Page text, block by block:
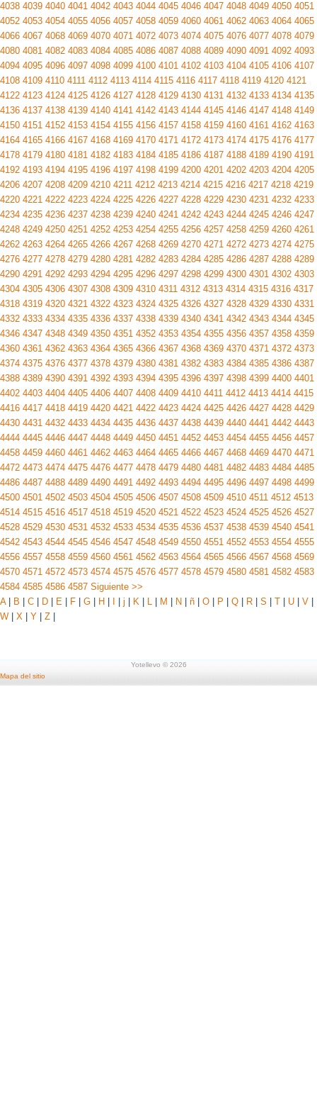
4038 4039 4040 4041 4042 4043 4044 4045 4046 4047 4048 4049 4050 4051
4052 4053 4054 4055 4056 4057 4058 4059 4060 4061 4062 4063 4064 4065
4066 4067 4068 4069 4070 4071 4072 4073 4074 4075 4076 4077 4078 4079
4080 4081 4082 4083 4084 4085 4086 4087 4088 4089 4090 4091 4092 4093
4094 4095 4096 4097 4098 4099 4100 4101 4102 4103 4104 4105 4106 4107
4108 4109 4110 4111 4112 4113 4114 4115 4116 4117 4118 4119 4120 4121
4122 4123 4124 4125 4126 4127 4128 4129 4130 4131 4132 4133 4134 4135
4136 4137 4138 4139 4140 4141 4142 4143 4144 4145 4146 4147 4148 4149
4150 4151 4152 4153 4154 4155 4156 4157 4158 4159 4160 4161 4162 4163
4164 4165 4166 4167 4168 4169 4170 4171 4172 4173 4174 4175 4176 4177
4178 4179 4180 4181 4182 4183 4184 4185 4186 4187 4188 4189 4190 4191
4192 4193 4194 4195 4196 4197 4198 4199 4200 4201 4202 4203 4204 4205
4206 4207 4208 4209 4210 4211 4212 4213 4214 4215 4216 4217 4218 4219
4220 4221 4222 4223 4224 4225 4226 4227 4228 4229 4230 4231 4232 4233
4234 4235 4236 4237 4238 4239 4240 4241 4242 4243 4244 4245 4246 4247
4248 4249 4250 4251 4252 4253 4254 4255 4256 4257 4258 4259 4260 4261
4262 4263 4264 4265 4266 4267 4268 4269 4270 4271 4272 4273 4274 4275
4276 4277 4278 4279 4280 4281 4282 4283 4284 4285 4286 4287 4288 4289
4290 4291 4292 4293 4294 4295 4296 4297 4298 4299 4300 4301 4302 4303
4304 4305 4306 4307 4308 4309 4310 4311 4312 4313 4314 4315 4316 4317
4318 4319 4320 4321 4322 4323 4324 4325 4326 4327 4328 4329 4330 4331
4332 4333 4334 4335 4336 4337 4338 4339 4340 4341 4342 4343 4344 4345
4346 4347 4348 4349 4350 4351 4352 4353 4354 4355 4356 4357 4358 4359
4360 4361 4362 4363 4364 4365 4366 4367 4368 4369 4370 4371 4372 4373
4374 4375 4376 4377 4378 4379 4380 4381 4382 4383 4384 4385 4386 4387
4388 4389 4390 4391 4392 4393 4394 4395 4396 4397 4398 4399 4400 4401
4402 4403 4404 4405 4406 4407 4408 4409 4410 4411 4412 4413 4414 4415
4416 4417 4418 4419 4420 4421 4422 4423 4424 4425 4426 4427 4428 4429
4430 4431 4432 4433 4434 4435 4436 4437 4438 4439 4440 4441 4442 4443
4444 4445 4446 4447 4448 4449 4450 4451 4452 4453 4454 4455 4456 4457
4458 4459 4460 4461 4462 4463 4464 4465 4466 4467 4468 4469 4470 4471
4472 4473 4474 4475 4476 4477 4478 4479 4480 4481 4482 4483 4484 4485
4486 4487 4488 4489 4490 4491 4492 4493 4494 4495 4496 4497 4498 4499
4500 4501 4502 4503 4504 4505 4506 4507 4508 4509 4510 4511 4512 4513
4514 4515 4516 4517 4518 4519 4520 4521 4522 4523 4524 4525 4526 4527
4528 4529 4530 4531 4532 4533 4534 4535 4536 4537 4538 4539 4540 4541
4542 4543 4544 4545 4546 4547 4548 4549 4550 4551 4552 4553 4554 4555
4556 4557 4558 4559 4560 4561 4562 4563 4564 4565 4566 4567 4568 4569
4570 4571 4572 4573 4574 4575 4576 4577 4578 4579 4580 4581 4582 4583
4584 4585 4586 4587 Siguiente >>
A| B C D E F G H j K L M N ñ O P Q R S T U V
W
X Y Z
Yotellevo © 2026
Mapa del sitio